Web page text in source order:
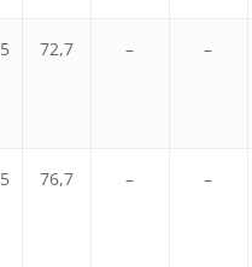
72,7 – –
76,7 – –